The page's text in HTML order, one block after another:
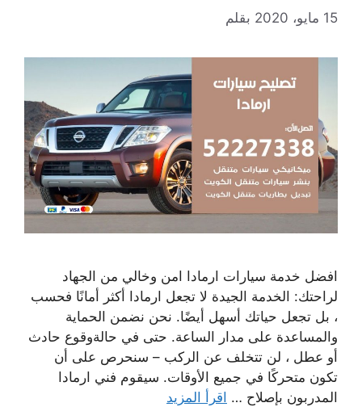
15 مايو، 2020 بقلم
افضل خدمة سيارات ارمادا امن وخالي من الجهاد
لراحتك: الخدمة الجيدة لا تجعل ارمادا أكثر أمانًا فحسب
، بل تجعل حياتك أسهل أيضًا. نحن نضمن الحماية
والمساعدة على مدار الساعة. حتى في حالةوقوع حادث
أو عطل ، لن تتخلف عن الركب – سنحرص على أن
تكون متحركًا في جميع الأوقات. سيقوم فني ارمادا
المدربون بإصلاح … اقرأ المزيد